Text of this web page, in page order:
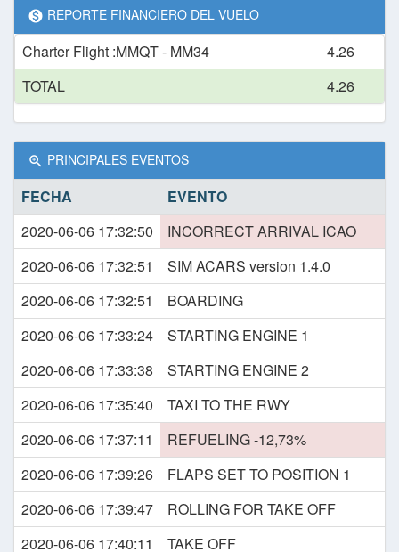
REPORTE FINANCIERO DEL VUELO
Charter Flight :MMQT - MM34
4.26
TOTAL
4.26
PRINCIPALES EVENTOS
FECHA
EVENTO
2020-06-06 17:32:50
INCORRECT ARRIVAL ICAO
2020-06-06 17:32:51
SIM ACARS version 1.4.0
2020-06-06 17:32:51
BOARDING
2020-06-06 17:33:24
STARTING ENGINE 1
2020-06-06 17:33:38
STARTING ENGINE 2
2020-06-06 17:35:40
TAXI TO THE RWY
2020-06-06 17:37:11
REFUELING -12,73%
2020-06-06 17:39:26
FLAPS SET TO POSITION 1
2020-06-06 17:39:47
ROLLING FOR TAKE OFF
2020-06-06 17:40:11
TAKE OFF